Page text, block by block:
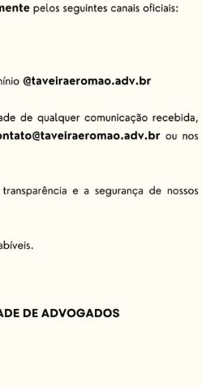
permite ajustes
estaduais e federais
para otimizar a tributação
com a legislação vigente.
tributário bem
a redução da carga
preparado se torna ainda
ideal para buscar